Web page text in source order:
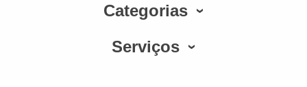
Categorias
Serviços